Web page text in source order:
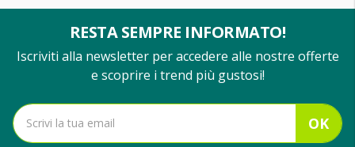
RESTA SEMPRE INFORMATO!
Iscriviti alla newsletter per accedere alle nostre offerte
e scoprire i trend più gustosi!
OK